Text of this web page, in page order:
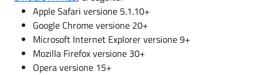
Apple Safari versione 5.1.10+
Google Chrome versione 20+
Microsoft Internet Explorer versione 9+
Mozilla Firefox versione 30+
Opera versione 15+